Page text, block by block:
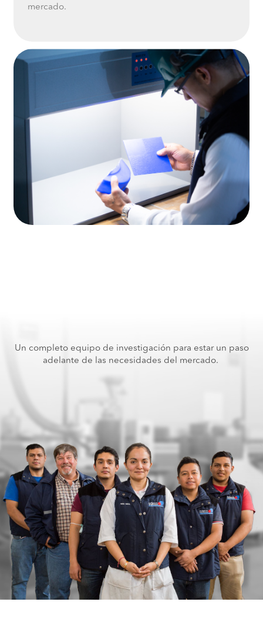
mercado.
Un completo equipo de investigación para estar un paso
adelante de las necesidades del mercado.